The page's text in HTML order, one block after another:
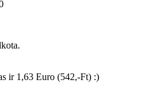
ir 1,63 Euro (542,-Ft) :)